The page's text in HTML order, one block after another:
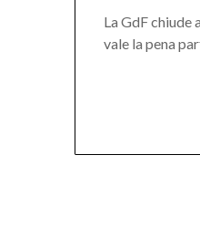
La GdF chiude
vale la pena